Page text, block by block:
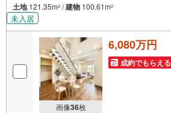
土地121.35m2 /建物 100.61m2
未入居
画像36枚
6,080万円
成約でもらえる